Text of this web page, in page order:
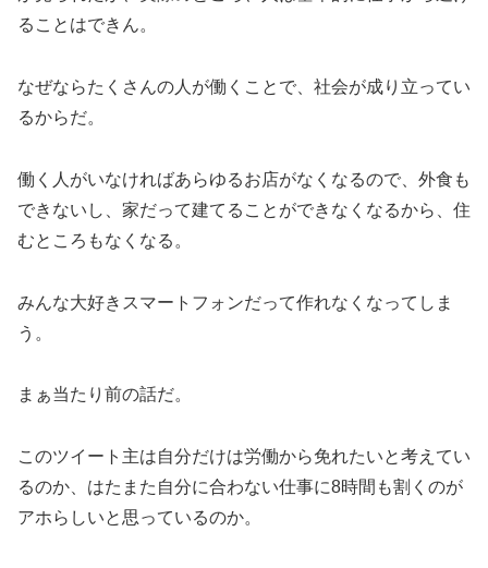
ることはできん。
なぜならたくさんの人が働くことで、社会が成り立ってい
るからだ。
働く人がいなければあらゆるお店がなくなるので、外食も
できないし、家だって建てることができなくなるから、住
むところもなくなる。
みんな大好きスマートフォンだって作れなくなってしま
う。
まぁ当たり前の話だ。
このツイート主は自分だけは労働から免れたいと考えてい
るのか、はたまた自分に合わない仕事に8時間も割くのが
アホらしいと思っているのか。